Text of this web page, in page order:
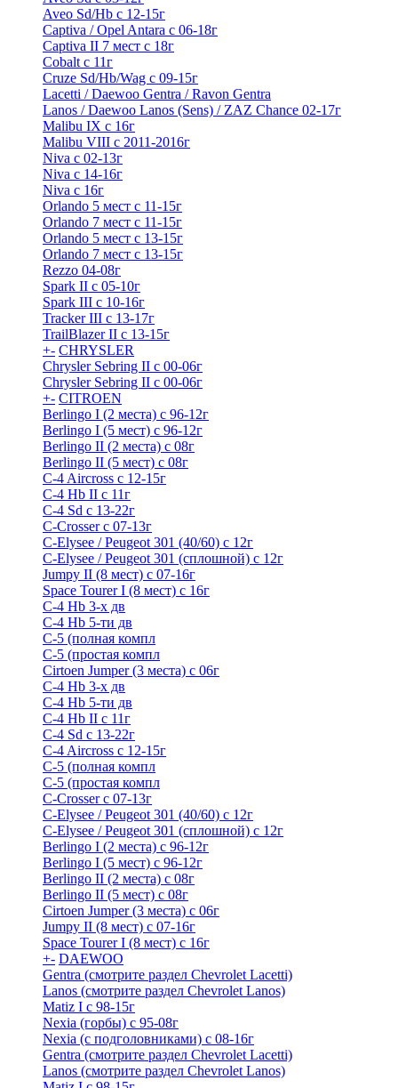
Aveo Sd/Hb с 12-15г
Captiva / Opel Antara с 06-18г
Captiva II 7 мест с 18г
Cobalt с 11г
Cruze Sd/Hb/Wag c 09-15г
Lacetti / Daewoo Gentra / Ravon Gentra
Lanos / Daewoo Lanos (Sens) / ZAZ Chance 02-17г
Malibu IX с 16г
Malibu VIII с 2011-2016г
Niva с 02-13г
Niva с 14-16г
Niva с 16г
Orlando 5 мест с 11-15г
Orlando 7 мест с 11-15г
Orlando 5 мест с 13-15г
Orlando 7 мест с 13-15г
Rezzo 04-08г
Spark II с 05-10г
Spark III с 10-16г
Tracker III с 13-17г
TrailBlazer II с 13-15г
+- CHRYSLER
Chrysler Sebring II с 00-06г
Chrysler Sebring II с 00-06г
+- CITROEN
Berlingo I (2 места) с 96-12г
Berlingo I (5 мест) с 96-12г
Berlingo II (2 места) с 08г
Berlingo II (5 мест) с 08г
C-4 Airсross с 12-15г
C-4 Hb II с 11г
C-4 Sd c 13-22г
C-Crosser с 07-13г
C-Elysee / Peugeot 301 (40/60) с 12г
C-Elysee / Peugeot 301 (сплошной) с 12г
Jumpy II (8 мест) с 07-16г
Space Tourer I (8 мест) с 16г
С-4 Hb 3-х дв
С-4 Hb 5-ти дв
С-5 (полная компл
С-5 (простая компл
Cirtoen Jumper (3 места) с 06г
С-4 Hb 3-х дв
С-4 Hb 5-ти дв
C-4 Hb II с 11г
C-4 Sd c 13-22г
C-4 Airсross с 12-15г
С-5 (полная компл
С-5 (простая компл
C-Crosser с 07-13г
C-Elysee / Peugeot 301 (40/60) с 12г
C-Elysee / Peugeot 301 (сплошной) с 12г
Berlingo I (2 места) с 96-12г
Berlingo I (5 мест) с 96-12г
Berlingo II (2 места) с 08г
Berlingo II (5 мест) с 08г
Cirtoen Jumper (3 места) с 06г
Jumpy II (8 мест) с 07-16г
Space Tourer I (8 мест) с 16г
+- DAEWOO
Gentra (смотрите раздел Chevrolet Lacetti)
Lanos (смотрите раздел Chevrolet Lanos)
Matiz I с 98-15г
Nexia (горбы) с 95-08г
Nexia (с подголовниками) с 08-16г
Gentra (смотрите раздел Chevrolet Lacetti)
Lanos (смотрите раздел Chevrolet Lanos)